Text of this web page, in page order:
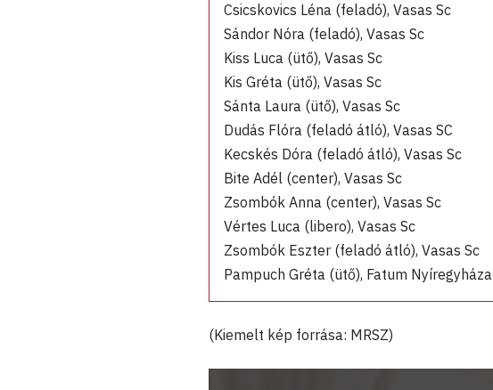
Csicskovics Léna (feladó), Vasas Sc
Sándor Nóra (feladó), Vasas Sc
Kiss Luca (ütő), Vasas Sc
Kis Gréta (ütő), Vasas Sc
Sánta Laura (ütő), Vasas Sc
Dudás Flóra (feladó átló), Vasas SC
Kecskés Dóra (feladó átló), Vasas Sc
Bite Adél (center), Vasas Sc
Zsombók Anna (center), Vasas Sc
Vértes Luca (libero), Vasas Sc
Zsombók Eszter (feladó átló), Vasas Sc
Pampuch Gréta (ütő), Fatum Nyíregyháza
(Kiemelt kép forrása: MRSZ)